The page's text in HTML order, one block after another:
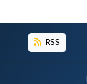
RSS